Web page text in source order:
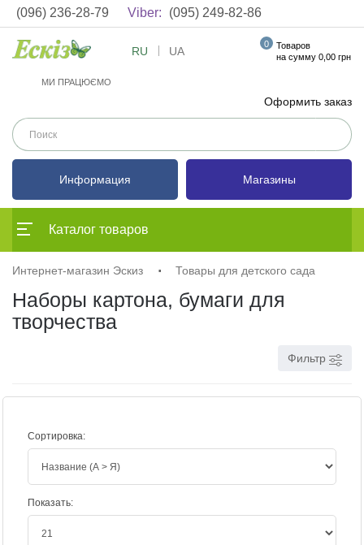
(096) 236-28-79 Viber: (095) 249-82-86
МИ ПРАЦЮЄМО
Оформить заказ
RU UA Товаров
0
на сумму 0,00 грн
Информация Магазины
Каталог товаров
Интернет-магазин Эскиз Товары для детского сада
Наборы картона, бумаги для
творчества
Фильтр
Сортировка:
Показать: